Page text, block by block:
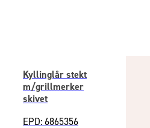
Kyllinglår stekt
m/grillmerker
skivet
EPD: 6865356